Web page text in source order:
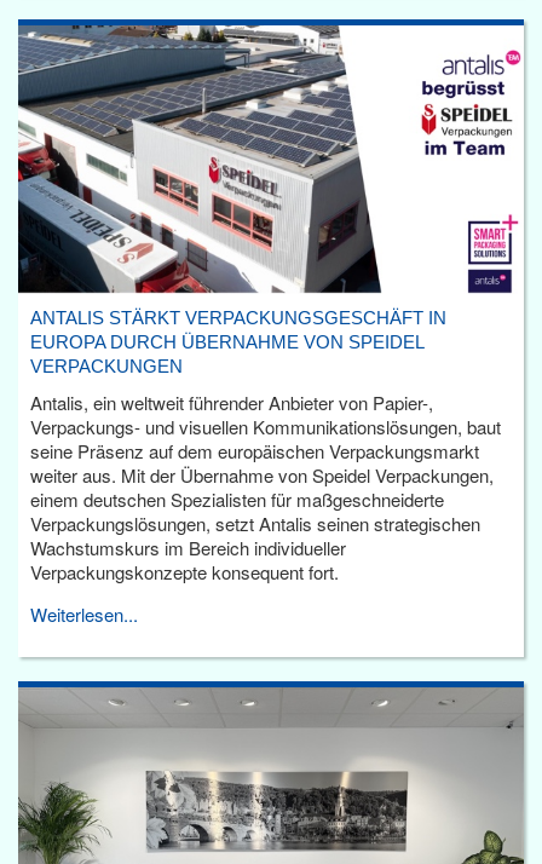
ANTALIS STÄRKT VERPACKUNGSGESCHÄFT IN
EUROPA DURCH ÜBERNAHME VON SPEIDEL
VERPACKUNGEN
Antalis, ein weltweit führender Anbieter von Papier-,
Verpackungs- und visuellen Kommunikationslösungen, baut
seine Präsenz auf dem europäischen Verpackungsmarkt
weiter aus. Mit der Übernahme von Speidel Verpackungen,
einem deutschen Spezialisten für maßgeschneiderte
Verpackungslösungen, setzt Antalis seinen strategischen
Wachstumskurs im Bereich individueller
Verpackungskonzepte konsequent fort.
Weiterlesen...